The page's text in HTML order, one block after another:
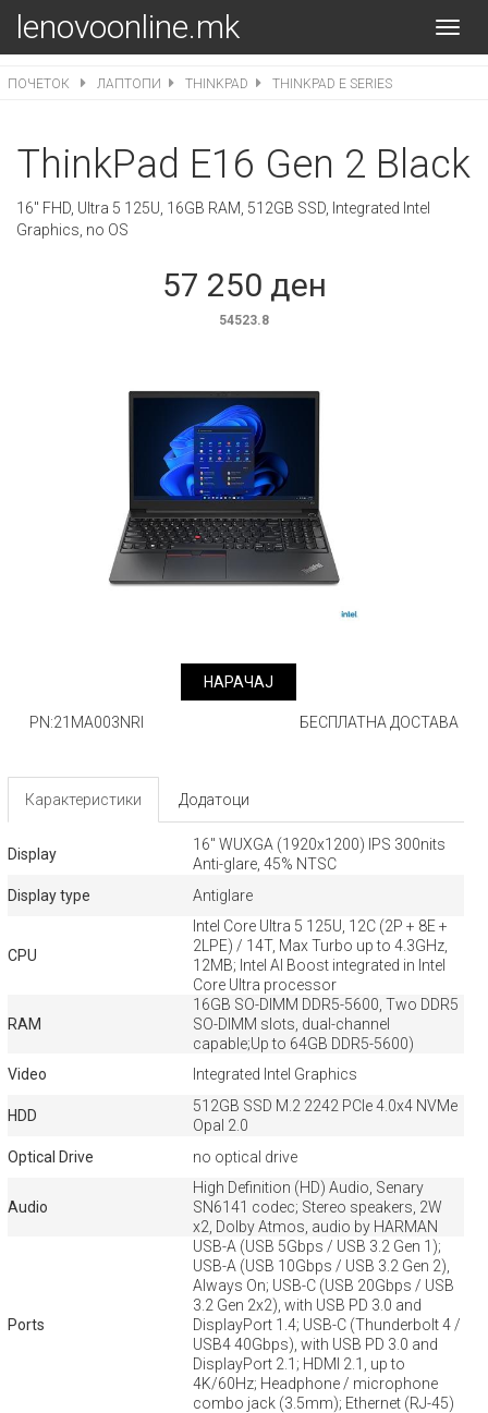
lenovoonline.mk
ПОЧЕТОК ЛАПТОПИ THINKPAD THINKPAD E SERIES
ThinkPad E16 Gen 2 Black
16" FHD, Ultra 5 125U, 16GB RAM, 512GB SSD, Integrated Intel
Graphics, no OS
57 250 ден
54523.8
НАРАЧАJ
PN:21MA003NRI БЕСПЛАТНА ДОСТАВА
Карактеристики Додатоци
Display
16" WUXGA (1920x1200) IPS 300nits
Anti-glare, 45% NTSC
Display type
Antiglare
CPU
Intel Core Ultra 5 125U, 12C (2P + 8E +
2LPE) / 14T, Max Turbo up to 4.3GHz,
12MB; Intel AI Boost integrated in Intel
Core Ultra processor
RAM
16GB SO-DIMM DDR5-5600, Two DDR5
SO-DIMM slots, dual-channel
capable;Up to 64GB DDR5-5600)
Video
Integrated Intel Graphics
HDD
512GB SSD M.2 2242 PCIe 4.0x4 NVMe
Opal 2.0
Optical Drive
no optical drive
Audio
High Definition (HD) Audio, Senary
SN6141 codec; Stereo speakers, 2W
x2, Dolby Atmos, audio by HARMAN
Ports
USB-A (USB 5Gbps / USB 3.2 Gen 1);
USB-A (USB 10Gbps / USB 3.2 Gen 2),
Always On; USB-C (USB 20Gbps / USB
3.2 Gen 2x2), with USB PD 3.0 and
DisplayPort 1.4; USB-C (Thunderbolt 4 /
USB4 40Gbps), with USB PD 3.0 and
DisplayPort 2.1; HDMI 2.1, up to
4K/60Hz; Headphone / microphone
combo jack (3.5mm); Ethernet (RJ-45)